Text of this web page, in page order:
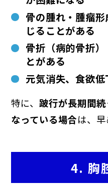
骨の腫れ・腫瘤形
じることがある
骨折（病的骨折）
とがある
元気消失、食欲
特に、跛行が長期間続
なっている場合は、早
4. 胸